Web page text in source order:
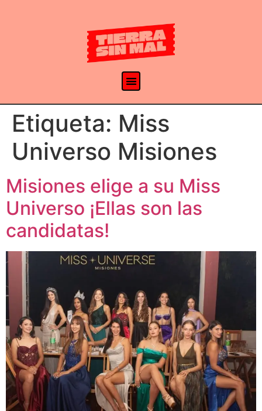
Etiqueta: Miss
Universo Misiones
Misiones elige a su Miss
Universo ¡Ellas son las
candidatas!